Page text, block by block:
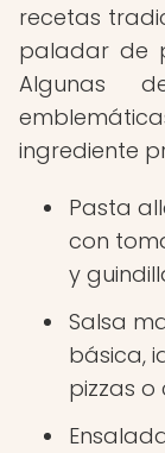
recetas
paladar de
Algunas
ingrediente
Pasta
con
y
Salsa
básica,
pizzas